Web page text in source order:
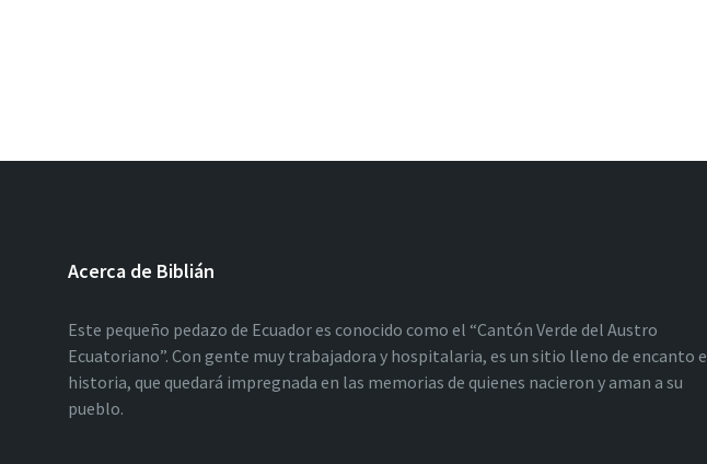
Acerca de Biblián
Este pequeño pedazo de Ecuador es conocido como el “Cantón Verde del Austro
Ecuatoriano”. Con gente muy trabajadora y hospitalaria, es un sitio lleno de encanto e
historia, que quedará impregnada en las memorias de quienes nacieron y aman a su
pueblo.